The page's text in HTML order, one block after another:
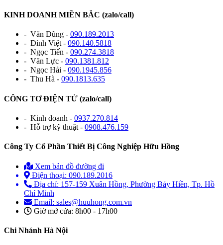
KINH DOANH MIỀN BẮC (zalo/call)
- Văn Dũng - 090.189.2013
- Đình Việt - 090.140.5818
- Ngọc Tiến - 090.274.3818
- Văn Lực - 090.1381.812
- Ngọc Hải - 090.1945.856
- Thu Hà - 090.1813.635
CÔNG TƠ ĐIỆN TỬ (zalo/call)
- Kinh doanh - 0937.270.814
- Hỗ trợ kỹ thuật - 0908.476.159
Công Ty Cổ Phần Thiết Bị Công Nghiệp Hữu Hồng
Xem bản đồ đường đi
Điện thoại: 090.189.2016
Địa chỉ: 157-159 Xuân Hồng, Phường Bảy Hiền, Tp. Hồ
Chí Minh
Email: sales@huuhong.com.vn
Giờ mở cửa: 8h00 - 17h00
Chi Nhánh Hà Nội